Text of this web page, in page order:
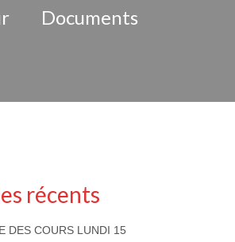
Documents
récents
DES COURS LUNDI 15